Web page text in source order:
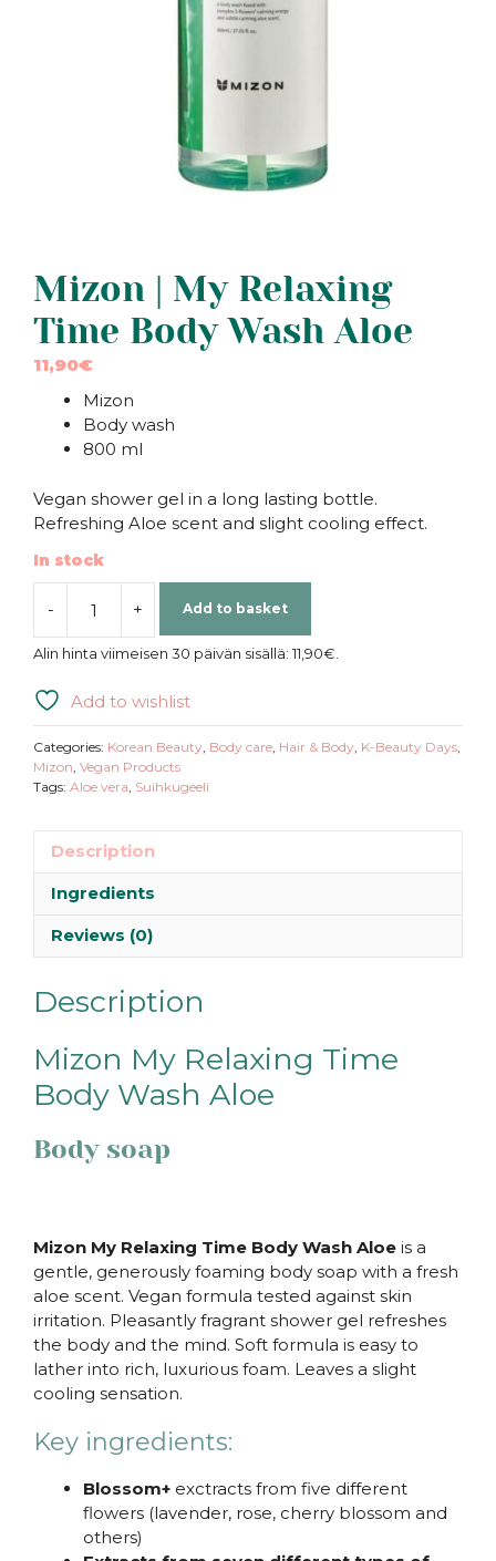
Mizon | My Relaxing
Time Body Wash Aloe
11,90€
Mizon
Body wash
800 ml
Vegan shower gel in a long lasting bottle.
Refreshing Aloe scent and slight cooling effect.
In stock
-
Mizon
|
Relaxing
Body
Wash
Aloe
+ Add to basket
Alin hinta viimeisen 30 päivän sisällä: 11,90€.
Add to wishlist
Categories: Korean Beauty Body care Hair & Body K-Beauty Days
Mizon Vegan Products
Tags: Aloe vera Suihkugeeli
Description
Ingredients
Reviews (0)
Description
Mizon My Relaxing Time
Body Wash Aloe
Body soap
Mizon My Relaxing Time Body Wash Aloe is a
gentle, generously foaming body soap with a fresh
aloe scent. Vegan formula tested against skin
irritation. Pleasantly fragrant shower gel refreshes
the body and the mind. Soft formula is easy to
lather into rich, luxurious foam. Leaves a slight
cooling sensation.
Key ingredients:
Blossom+ exctracts from five different
flowers (lavender, rose, cherry blossom and
others)